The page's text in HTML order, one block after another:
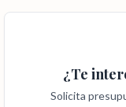
¿Te
Solicita